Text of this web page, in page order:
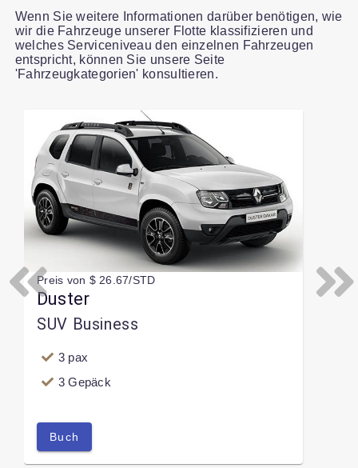
Wenn Sie weitere Informationen darüber benötigen, wie
wir die Fahrzeuge unserer Flotte klassifizieren und
welches Serviceniveau den einzelnen Fahrzeugen
entspricht, können Sie unsere Seite
'Fahrzeugkategorien' konsultieren.
Preis von $ 26.67/STD
Duster
SUV Business
3 pax
3 Gepäck
Buch
Previous Next